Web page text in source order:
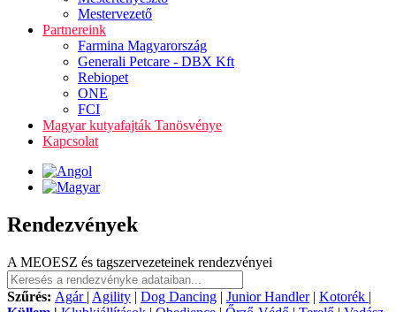
Mestervezető
Partnereink
Farmina Magyarország
Generali Petcare - DBX Kft
Rebiopet
ONE
FCI
Magyar kutyafajták Tanösvénye
Kapcsolat
Rendezvények
A MEOESZ és tagszervezeteinek rendezvényei
Szűrés: Agár | Agility | Dog Dancing | Junior Handler| Kotorék |